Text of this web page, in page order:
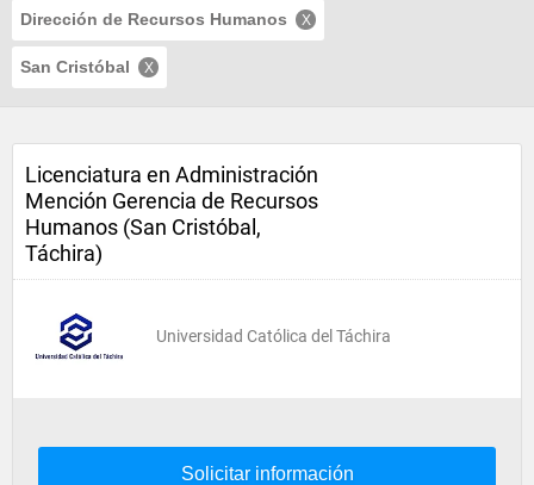
Dirección de Recursos Humanos
San Cristóbal
Licenciatura en Administración
Mención Gerencia de Recursos
Humanos (San Cristóbal,
Táchira)
Universidad Católica del Táchira
Solicitar información